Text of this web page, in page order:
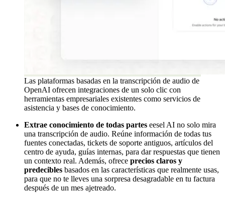
Las plataformas basadas en la transcripción de audio de
OpenAI ofrecen integraciones de un solo clic con
herramientas empresariales existentes como servicios de
asistencia y bases de conocimiento.
Extrae conocimiento de todas partes eesel AI no solo mira
una transcripción de audio. Reúne información de todas tus
fuentes conectadas, tickets de soporte antiguos, artículos del
centro de ayuda, guías internas, para dar respuestas que tienen
un contexto real. Además, ofrece precios claros y
predecibles basados en las características que realmente usas,
para que no te lleves una sorpresa desagradable en tu factura
después de un mes ajetreado.